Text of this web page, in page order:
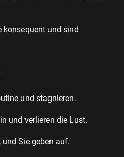
konsequent und sind
und stagnieren.
und verlieren die Lust.
Sie geben auf.